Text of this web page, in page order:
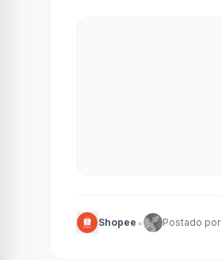
Shopee • Postado por